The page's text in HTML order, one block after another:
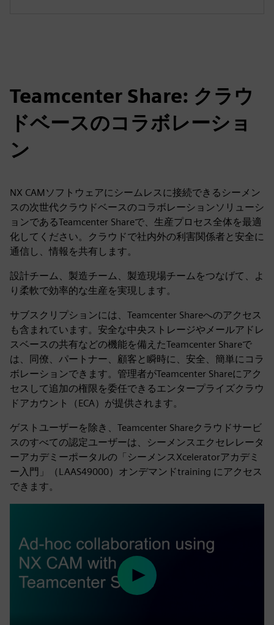
Teamcenter Share: クラウ
ドベースのコラボレーショ
ン
NX CAMソフトウェアにシームレスに接続できるシーメン
スの次世代クラウドベースのコラボレーションソリューシ
ョンであるTeamcenter Shareで、生産プロセス全体を最適
化してください。クラウドで社内外の利害関係者と安全に
通信し、情報を共有します。
設計チーム、製造チーム、製造現場チームをつなげて、よ
り柔軟で効率的な生産を実現します。
サブスクリプションには、Teamcenter Shareへのアクセス
も含まれています。安全な中央ストレージやメールアドレ
スベースの共有などの機能を備えたTeamcenter Shareで
は、同僚、パートナー、顧客と瞬時に、安全、簡単にコラ
ボレーションできます。管理者がTeamcenter Shareにアク
セスして追加の権限を委任できるエンタープライズクラウ
ドアカウント（ECA）が提供されます。
ゲストユーザーを除き、Teamcenter Shareクラウドサービ
スのすべての認定ユーザーは、シーメンスエクセレレータ
ーアカデミーポータルの「シーメンスXceleratorアカデミ
ー入門」（LAAS49000）オンデマンドtraining にアクセス
できます。
Play